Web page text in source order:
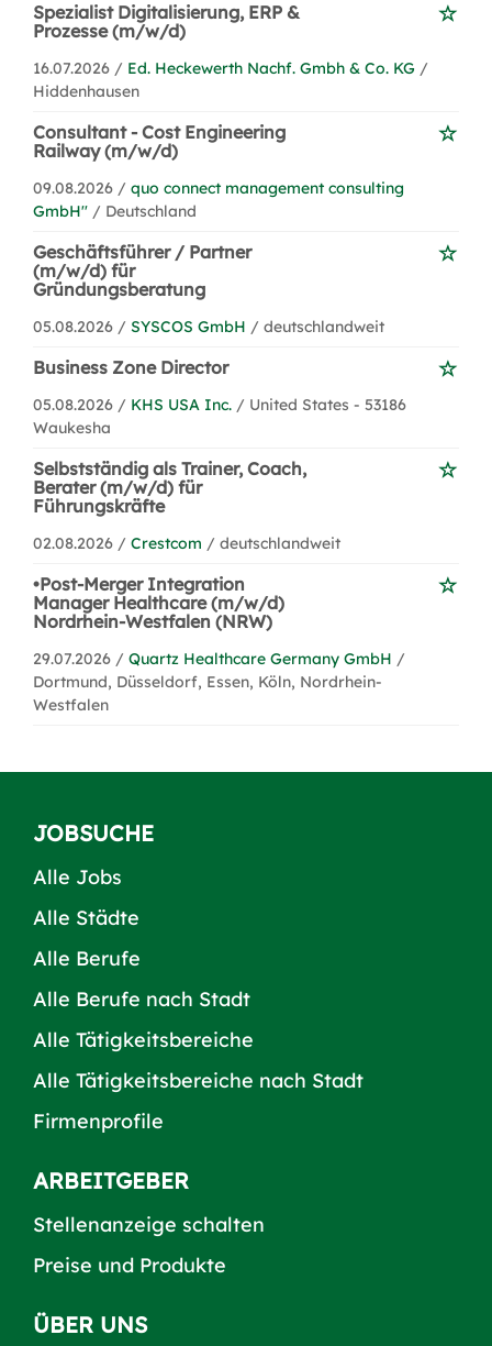
Spezialist Digitalisierung, ERP &
Prozesse (m/w/d)
16.07.2026 / Ed. Heckewerth Nachf. Gmbh & Co. KG /
Hiddenhausen
Consultant - Cost Engineering
Railway (m/w/d)
09.08.2026 / quo connect management consulting
GmbH'' / Deutschland
Geschäftsführer / Partner
(m/w/d) für
Gründungsberatung
05.08.2026 / SYSCOS GmbH / deutschlandweit
Business Zone Director
05.08.2026 / KHS USA Inc. / United States - 53186
Waukesha
Selbstständig als Trainer, Coach,
Berater (m/w/d) für
Führungskräfte
02.08.2026 / Crestcom / deutschlandweit
•Post-Merger Integration
Manager Healthcare (m/w/d)
Nordrhein-Westfalen (NRW)
29.07.2026 / Quartz Healthcare Germany GmbH /
Dortmund, Düsseldorf, Essen, Köln, Nordrhein-
Westfalen
JOBSUCHE
Alle Jobs
Alle Städte
Alle Berufe
Alle Berufe nach Stadt
Alle Tätigkeitsbereiche
Alle Tätigkeitsbereiche nach Stadt
Firmenprofile
ARBEITGEBER
Stellenanzeige schalten
Preise und Produkte
ÜBER UNS